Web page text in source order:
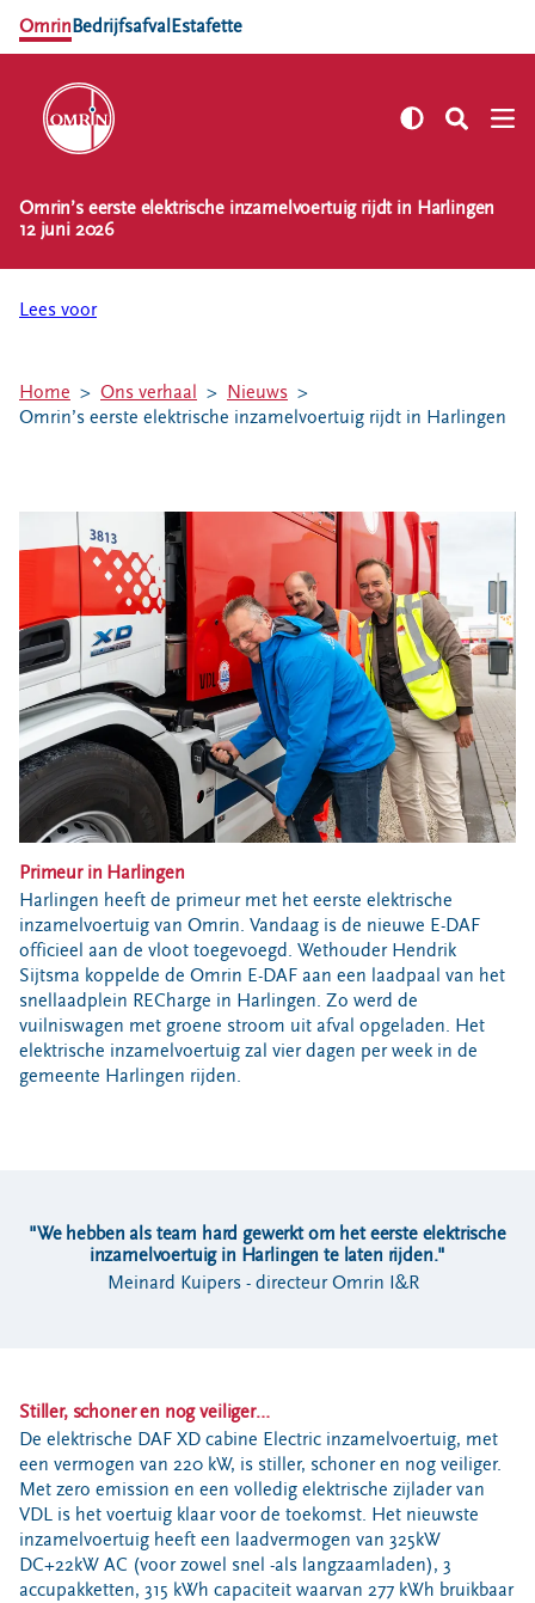
OmrinBedrijfsafval Estafette
NL EN
Zelf regelen
Afvalkalender
Milieustraten
Afval aanmelden
Bouwcontainer huren
Nieuws
Ontdek Omrin
Over Omrin
Hier werken we aan
Ecopark De Wierde
Reststoffen Energie Centrale
Projecten
Contact
Storing, klacht of vraag
Klantenservice SYP
VeeIgestelde vragen
Pers
Locaties
Voor leveranciers en bezoekers
Omrin’s eerste elektrische inzamelvoertuig rijdt in Harlingen
12 juni 2026
Lees voor
Home Ons verhaal
Nieuws
Omrin’s eerste elektrische inzamelvoertuig rijdt in Harlingen
Primeur in Harlingen
Harlingen heeft de primeur met het eerste elektrische
inzamelvoertuig van Omrin. Vandaag is de nieuwe E-DAF
officieel aan de vloot toegevoegd. Wethouder Hendrik
Sijtsma koppelde de Omrin E-DAF aan een laadpaal van het
snellaadplein RECharge in Harlingen. Zo werd de
vuilniswagen met groene stroom uit afval opgeladen. Het
elektrische inzamelvoertuig zal vier dagen per week in de
gemeente Harlingen rijden.
"We hebben als team hard gewerkt om het eerste elektrische
inzamelvoertuig in Harlingen te laten rijden."
Meinard Kuipers - directeur Omrin I&R
Stiller, schoner en nog veiliger…
De elektrische DAF XD cabine Electric inzamelvoertuig, met
een vermogen van 220 kW, is stiller, schoner en nog veiliger.
Met zero emission en een volledig elektrische zijlader van
VDL is het voertuig klaar voor de toekomst. Het nieuwste
inzamelvoertuig heeft een laadvermogen van 325kW
DC+22kW AC (voor zowel snel -als langzaamladen), 3
accupakketten, 315 kWh capaciteit waarvan 277 kWh bruikbaar